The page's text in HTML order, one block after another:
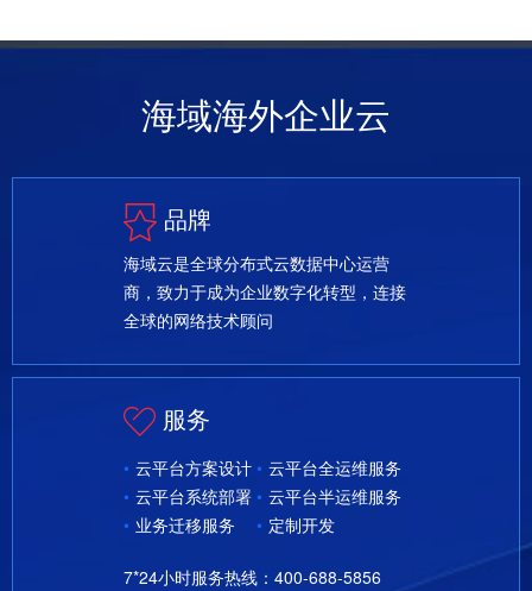
海域海外企业云
品牌
海域云是全球分布式云数据中心运营
商，致力于成为企业数字化转型，连接
全球的网络技术顾问
服务
云平台方案设计
云平台系统部署
业务迁移服务
云平台全运维服务
云平台半运维服务
定制开发
7*24小时服务热线：400-688-5856